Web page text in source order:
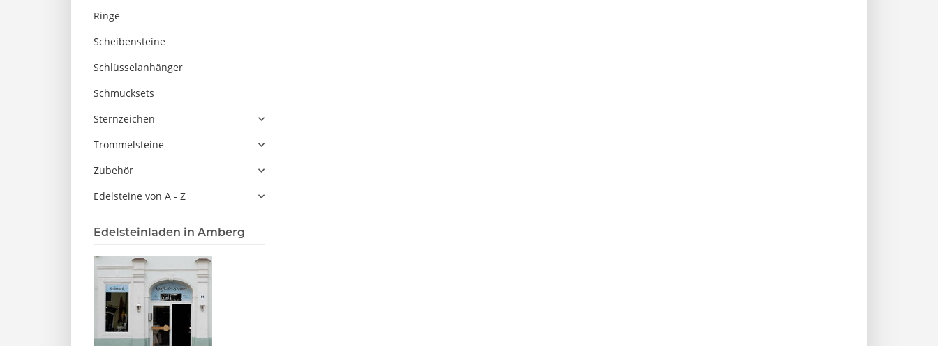
Ringe
Scheibensteine
Schlüsselanhänger
Schmucksets
Sternzeichen
Trommelsteine
Zubehör
Edelsteine von A - Z
Edelsteinladen in Amberg